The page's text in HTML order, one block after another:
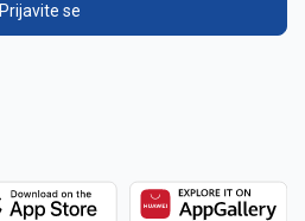
Prijavite se